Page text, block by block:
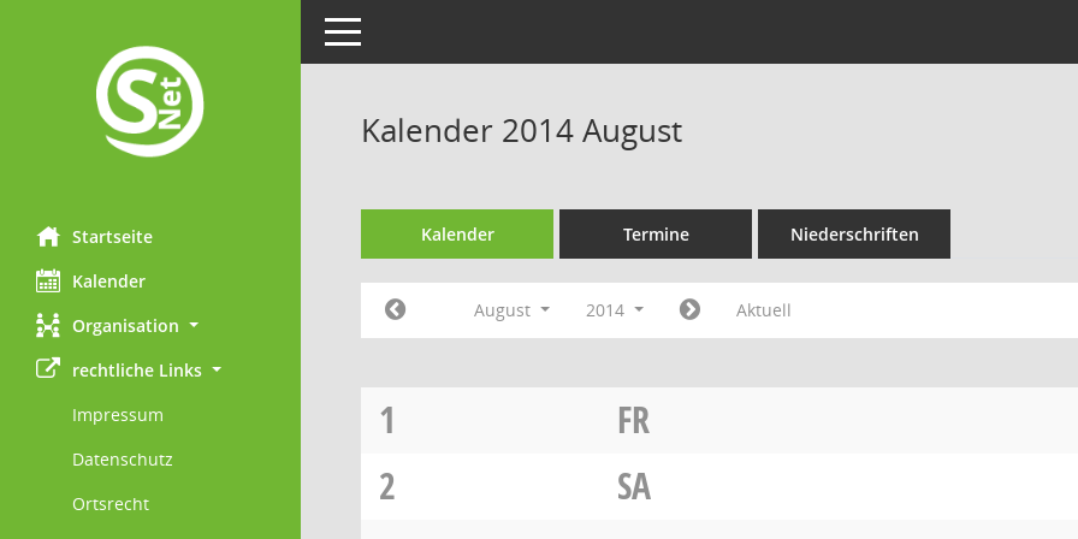
Startseite
Kalender
Organisation
rechtliche Links
Impressum
Datenschutz
Ortsrecht
Toggle navigation
Kalender 2014 August
Kalender Termine Niederschriften
August 2014 Aktuell
1
FR
2
SA